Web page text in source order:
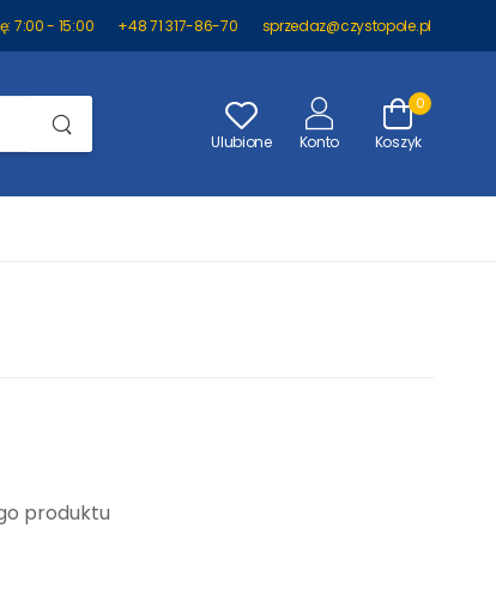
7:00 - 15:00 +48 71 317-86-70 sprzedaz@czystopole.pl
Ulubione Konto
0
Koszyk
produktu